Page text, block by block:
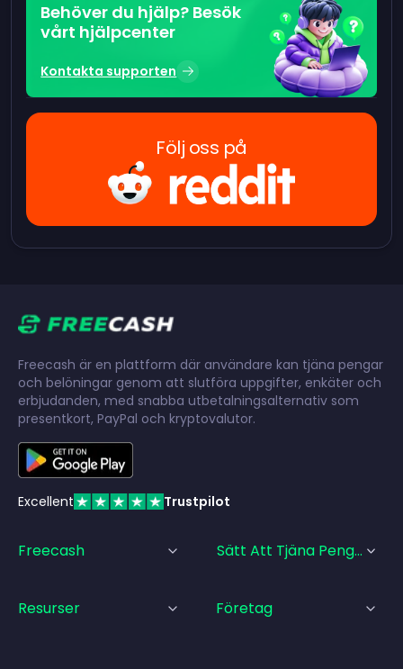
Behöver du hjälp? Besök
vårt hjälpcenter
Kontakta supporten
Följ oss på
Freecash är en plattform där användare kan tjäna pengar
och belöningar genom att slutföra uppgifter, enkäter och
erbjudanden, med snabba utbetalningsalternativ som
presentkort, PayPal och kryptovalutor.
Excellent Trustpilot
Freecash Sätt Att Tjäna Pengar
Resurser Företag